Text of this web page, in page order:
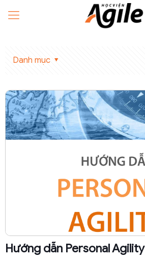
Danh mục
Hướng dẫn Personal Agility